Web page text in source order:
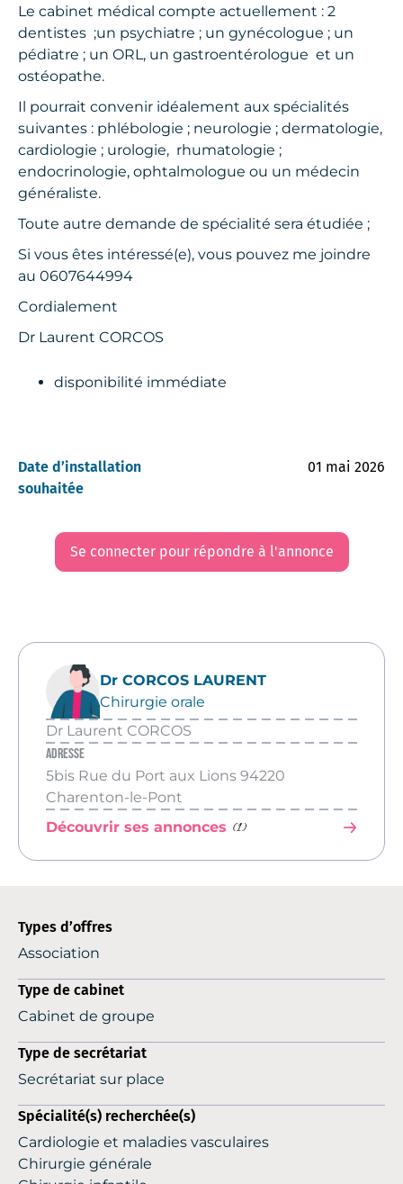
Le cabinet médical compte actuellement : 2
dentistes ;un psychiatre ; un gynécologue ; un
pédiatre ; un ORL, un gastroentérologue et un
ostéopathe.
Il pourrait convenir idéalement aux spécialités
suivantes : phlébologie ; neurologie ; dermatologie,
cardiologie ; urologie, rhumatologie ;
endocrinologie, ophtalmologue ou un médecin
généraliste.
Toute autre demande de spécialité sera étudiée ;
Si vous êtes intéressé(e), vous pouvez me joindre
au 0607644994
Cordialement
Dr Laurent CORCOS
disponibilité immédiate
Date d’installation
souhaitée
01 mai 2026
Se connecter pour répondre à l'annonce
Dr CORCOS LAURENT
Chirurgie orale
Dr Laurent CORCOS
Adresse
5bis Rue du Port aux Lions 94220
Charenton-le-Pont
Découvrir ses annonces (1)
Types d’offres
Association
Type de cabinet
Cabinet de groupe
Type de secrétariat
Secrétariat sur place
Spécialité(s) recherchée(s)
Cardiologie et maladies vasculaires
Chirurgie générale